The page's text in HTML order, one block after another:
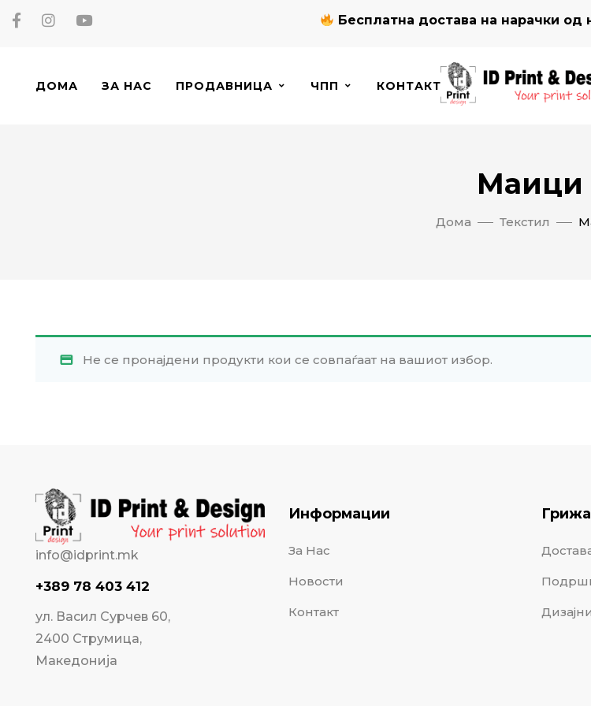
Бесплатна достава на нарачки од
ДОМА ЗА НАС ПРОДАВНИЦА ЧПП КОНТАКТ
Маици
Дома Текстил
Не се пронајдени продукти кои се совпаѓаат на вашиот избор.
info@idprint.mk
+389 78 403 412
ул. Васил Сурчев 60,
2400 Струмица,
Македонија
Информации
За Нас
Новости
Контакт